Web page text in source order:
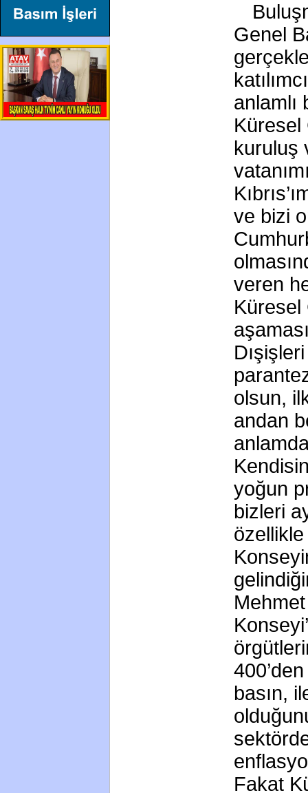
Genel
anlamlı
Küresel
kuruluş
ve bizi
veren
Küresel
olsun,
andan
yoğun
bizleri
basın,
Fakat